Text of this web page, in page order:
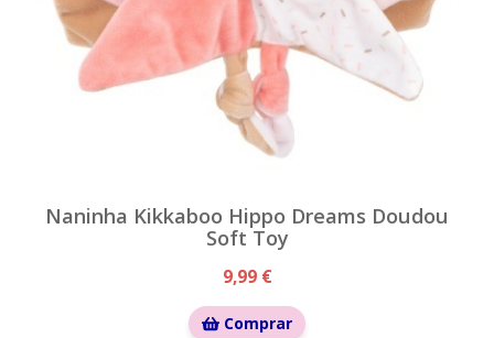
Naninha Kikkaboo Hippo Dreams Doudou
Soft Toy
9,99 €
Comprar